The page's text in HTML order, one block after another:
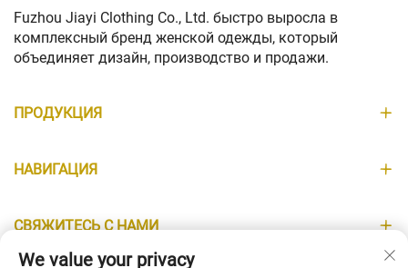
Fuzhou Jiayi Clothing Co., Ltd. быстро выросла в
комплексный бренд женской одежды, который
объединяет дизайн, производство и продажи.
ПРОДУКЦИЯ
НАВИГАЦИЯ
СВЯЖИТЕСЬ С НАМИ
We value your privacy